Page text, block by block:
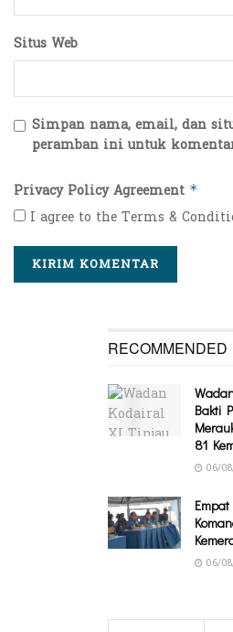
Situs Web
Simpan nama, email, dan
peramban ini untuk
Privacy Policy Agreement *
I agree to the Terms &
RECOMMENDED
Bakti
81
06/
06/